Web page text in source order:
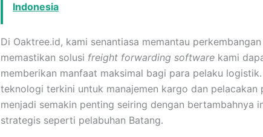
Indonesia
Di Oaktree.id, kami senantiasa memantau
memastikan solusi freight forwarding software kami
memberikan manfaat maksimal bagi para pelaku
teknologi terkini untuk manajemen kargo dan pelacakan
menjadi semakin penting seiring dengan bertambahnya
strategis seperti pelabuhan Batang.